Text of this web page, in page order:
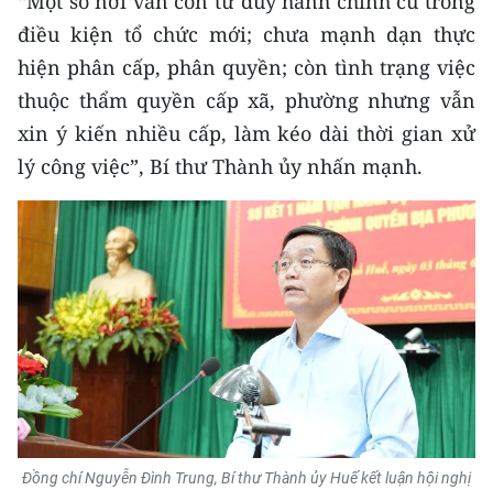
CHUYÊN ĐỀ
CÁC CHUYÊN TRANG
VỀ BÁO NHÂN DÂN
THỜI NAY
NHÂN DÂN CUỐI TUẦN
NHÂN DÂN HẰNG THÁNG
MUA BÁO
ĐỌC BÁO IN
điều kiện tổ chức mới; chưa mạnh dạn thực
hiện phân cấp, phân quyền; còn tình trạng việc
thuộc thẩm quyền cấp xã, phường nhưng vẫn
xin ý kiến nhiều cấp, làm kéo dài thời gian xử
lý công việc”, Bí thư Thành ủy nhấn mạnh.
Đồng chí Nguyễn Đình Trung, Bí thư Thành ủy Huế kết luận hội nghị